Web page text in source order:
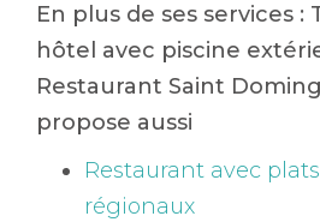
En plus de ses services :
hôtel avec piscine
Restaurant Saint
propose aussi
Restaurant avec
régionaux